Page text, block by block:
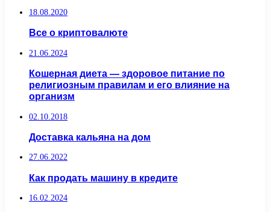
18.08.2020
Все о криптовалюте
21.06.2024
Кошерная диета — здоровое питание по
религиозным правилам и его влияние на
организм
02.10.2018
Доставка кальяна на дом
27.06.2022
Как продать машину в кредите
16.02.2024